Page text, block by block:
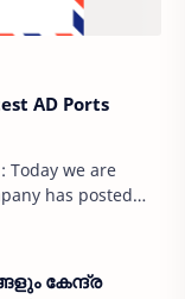
AD Ports
we are
has posted
കേന്ദ്ര